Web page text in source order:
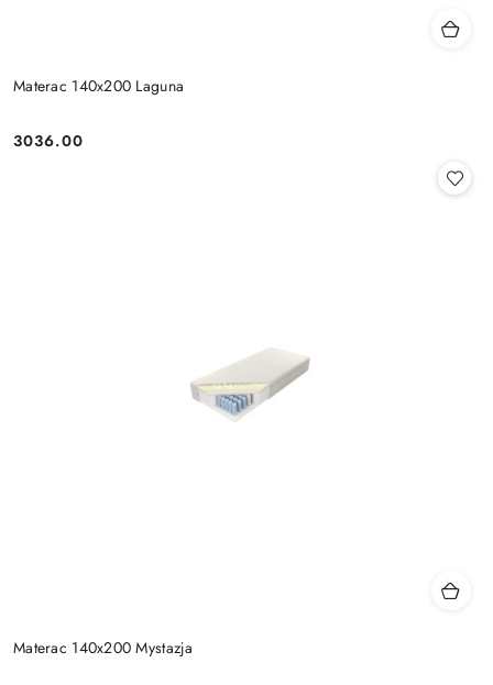
Materac 140x200 Laguna
Cena:
3036.00
Materac 140x200 Mystazja